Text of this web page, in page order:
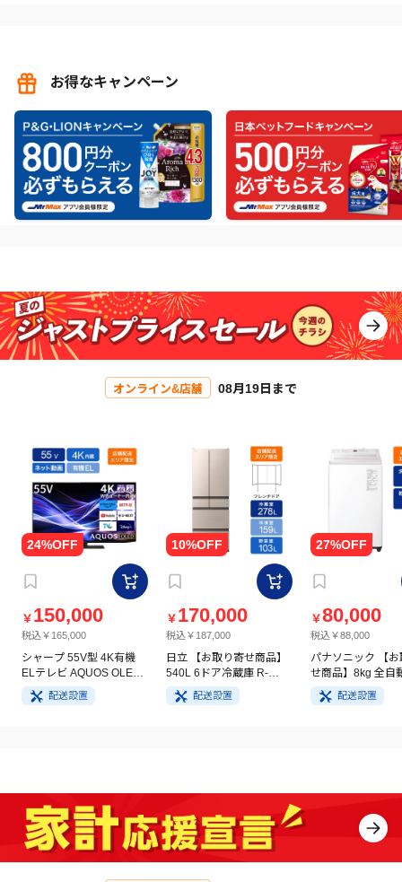
お得なキャンペーン
オンライン&店舗 08月19日まで
￥ 150,000
税込￥165,000
シャープ 55V型 4K有機
ELテレビ AQUOS OLED
4T-C55GQ3
配送設置
￥ 170,000
税込￥187,000
日立 【お取り寄せ商品】
540L 6ドア冷蔵庫 R-
HW54V(N) ライトゴール
ド
配送設置
￥80,000
税込￥88,000
パナソニック 【お
せ商品】8kg 全自
洗濯機 NA-
イト
配送設置